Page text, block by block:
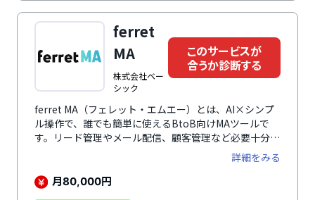
を超える登録企業のデータ、自動的に連携するコンタク
トレコードが潜在顧客へのアプローチにつながります。
他にもミーティングのスケジュール設定、ウェブチャッ
ト、Eメールテンプレート、コールなどの無料で利用で
きる機能が満載で、幅広い業務の効率化、活性化を促進
します。
ferret
MA
株式会社ベー
シック
このサービスが
合うか診断する
ferret MA（フェレット・エムエー）とは、AI×シンプ
ル操作で、誰でも簡単に使えるBtoB向けMAツールで
す。リード管理やメール配信、顧客管理など必要十分な
機能を網羅しています。リード数が増えても価格が跳ね
上がりにくい料金体系に加え、SFA連携やユーザー追加
も追加費用なしで利用可能です。運用の属人化や従量課
詳細をみる
月80,000円